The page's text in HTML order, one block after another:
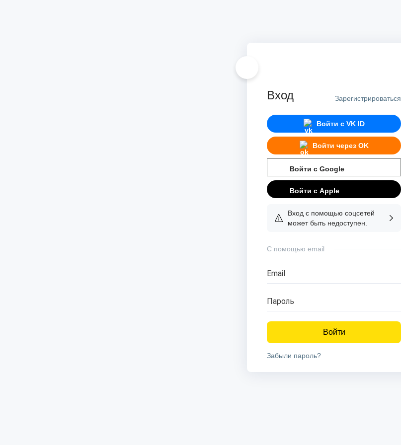
Вход Зарегистрироваться
Войти с VK ID
Войти через OK
Войти с Google
Войти с Apple
Вход с помощью соцсетей
может быть недоступен.
С помощью email
Email
Пароль
Войти
Забыли пароль?